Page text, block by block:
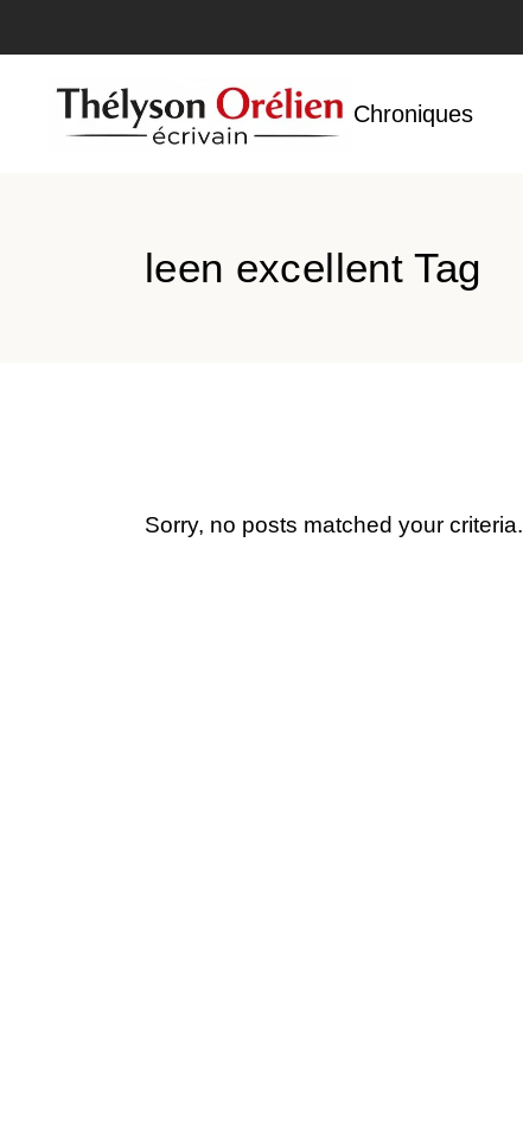
Accueil Chroniques
leen excellent Tag
Sorry, no posts matched your criteria.